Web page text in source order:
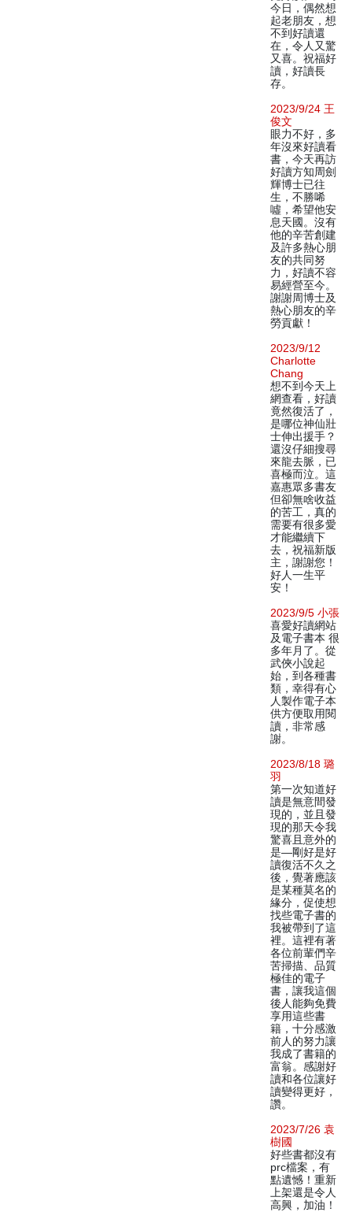
今日，偶然想
起老朋友，想
不到好讀還
在，令人又驚
又喜。祝福好
讀，好讀長
存。
2023/9/24 王
俊文
眼力不好，多
年沒來好讀看
書，今天再訪
好讀方知周劍
輝博士已往
生，不勝唏
噓，希望他安
息天國。沒有
他的辛苦創建
及許多熱心朋
友的共同努
力，好讀不容
易經營至今。
謝謝周博士及
熱心朋友的辛
勞貢獻！
2023/9/12
Charlotte
Chang
想不到今天上
網查看，好讀
竟然復活了，
是哪位神仙壯
士伸出援手？
還沒仔細搜尋
來龍去脈，已
喜極而泣。這
嘉惠眾多書友
但卻無啥收益
的苦工，真的
需要有很多愛
才能繼續下
去，祝福新版
主，謝謝您！
好人一生平
安！
2023/9/5 小張
喜愛好讀網站
及電子書本 很
多年月了。從
武俠小說起
始，到各種書
類，幸得有心
人製作電子本
供方便取用閱
讀，非常感
謝。
2023/8/18 璐
羽
第一次知道好
讀是無意間發
現的，並且發
現的那天令我
驚喜且意外的
是—剛好是好
讀復活不久之
後，覺著應該
是某種莫名的
緣分，促使想
找些電子書的
我被帶到了這
裡。這裡有著
各位前輩們辛
苦掃描、品質
極佳的電子
書，讓我這個
後人能夠免費
享用這些書
籍，十分感激
前人的努力讓
我成了書籍的
富翁。感謝好
讀和各位讓好
讀變得更好，
讚。
2023/7/26 袁
樹國
好些書都沒有
prc檔案，有
點遺憾！重新
上架還是令人
高興，加油！